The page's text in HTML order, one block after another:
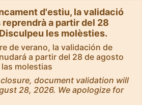
d'estiu, la validació
a partir del 28
les molèsties.
de verano, la validación de
a partir del 28 de agosto
molestias
document validation will
28, 2026. We apologize for